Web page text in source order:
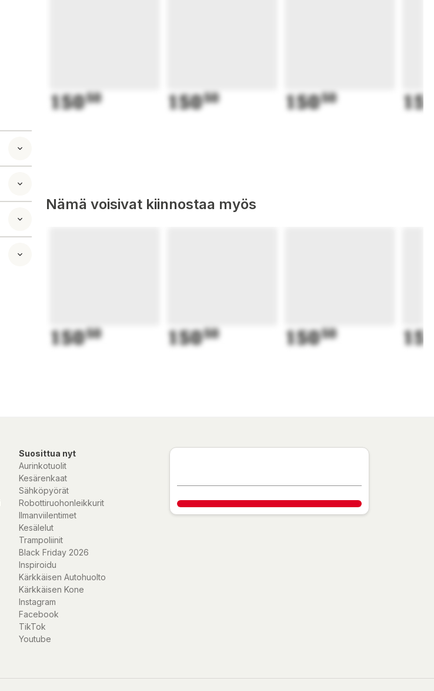
15050 15050 15050
Nämä voisivat kiinnostaa myös
15050 15050 15050
Suosittua nyt
Aurinkotuolit
Kesärenkaat
Sähköpyörät
Robottiruohonleikkurit
Ilmanviilentimet
Kesälelut
Trampoliinit
Black Friday 2026
Inspiroidu
Kärkkäisen Autohuolto
Kärkkäisen Kone
Instagram
Facebook
TikTok
Youtube